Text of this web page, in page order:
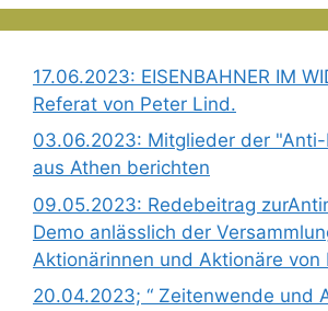
17.06.2023: EISENBAHNER IM
Referat von Peter Lind.
03.06.2023: Mitglieder der "Anti-
aus Athen berichten
09.05.2023: Redebeitrag
Demo anlässlich der
Aktionärinnen und Aktionäre von
20.04.2023; “ Zeitenwende und